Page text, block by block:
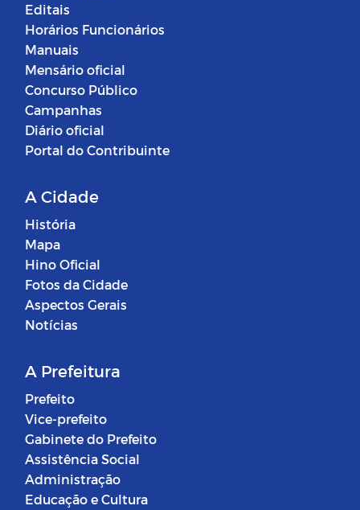
Editais
Horários Funcionários
Manuais
Mensário oficial
Concurso Público
Campanhas
Diário oficial
Portal do Contribuinte
A Cidade
História
Mapa
Hino Oficial
Fotos da Cidade
Aspectos Gerais
Notícias
A Prefeitura
Prefeito
Vice-prefeito
Gabinete do Prefeito
Assistência Social
Administração
Educação e Cultura